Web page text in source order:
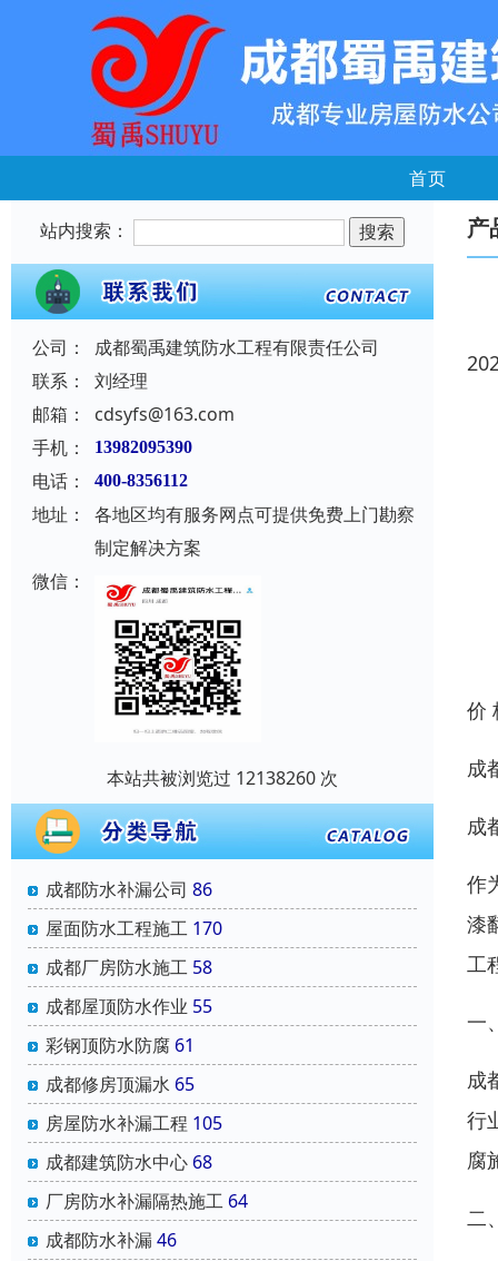
首页
站内搜索：
公司：
成都蜀禹建筑防水工程有限责任公司
联系：
刘经理
邮箱：
cdsyfs@163.com
手机：
13982095390
电话： 400-8356112
地址：
各地区均有服务网点可提供免费上门勘察
制定解决方案
微信：
本站共被浏览过 12138260 次
成都防水补漏公司 86
屋面防水工程施工 170
成都厂房防水施工 58
成都屋顶防水作业 55
彩钢顶防水防腐 61
成都修房顶漏水 65
房屋防水补漏工程 105
成都建筑防水中心 68
厂房防水补漏隔热施工 64
成都防水补漏46
产
价
成
成
作
漆
工
一
成
行
腐
二